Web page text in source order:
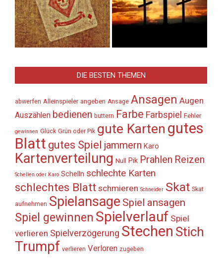
DIE BESTEN THEMEN
abwerfen Alleinspieler angeben Ansage Ansagen Augen
Auszählen bedienen buttern Farbe Farbspiel Fehler
gewinnen Glück Grün oder Pik gute Karten gutes
Blatt gutes Spiel jammern Karo
Kartenverteilung Null Pik Prahlen Reizen
Schellen oder Karo Schelln schlechte Karten
schlechtes Blatt schmieren Schneider Skat Skat
aufnehmen Spielansage Spiel ansagen
Spiel gewinnen Spielverlauf Spiel
verlieren Spielverzögerung Stechen Stich
Trumpf verlieren Verloren zugeben